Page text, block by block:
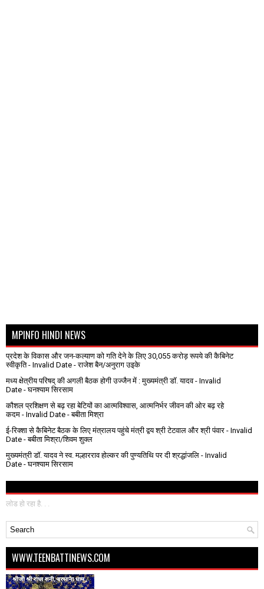
MPINFO HINDI NEWS
प्रदेश के विकास और जन-कल्याण को गति देने के लिए 30,055 करोड़ रूपये की कैबिनेट
स्वीकृति- Invalid Date - राजेश बैन/अनुराग उइके
मध्य क्षेत्रीय परिषद् की अगली बैठक होगी उज्जैन में : मुख्यमंत्री डॉ. यादव- Invalid
Date - घनश्याम सिरसाम
कौशल प्रशिक्षण से बढ़ रहा बेटियों का आत्मविश्वास, आत्मनिर्भर जीवन की ओर बढ़ रहे
कदम - Invalid Date - बबीता मिश्रा
ई-रिक्शा से कैबिनेट बैठक के लिए मंत्रालय पहुंचे मंत्री द्वय श्री टेटवाल और श्री पंवार - Invalid
Date - बबीता मिश्रा/शिवम शुक्ल
मुख्यमंत्री डॉ. यादव ने स्व. मल्हारराव होल्कर की पुण्यतिथि पर दी श्रद्धांजलि - Invalid
Date - घनश्याम सिरसाम
लोड हो रहा है. . .
WWW.TEENBATTINEWS.COM